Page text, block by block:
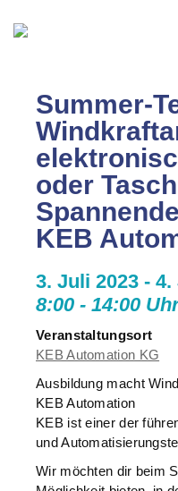
Summer-
oder
KEB
3. Juli 2023 -
8:00 - 14:00
Veranstaltungsort
KEB Automation KG
Ausbildung macht
KEB Automation
KEB ist einer der
und
Wir möchten dir beim